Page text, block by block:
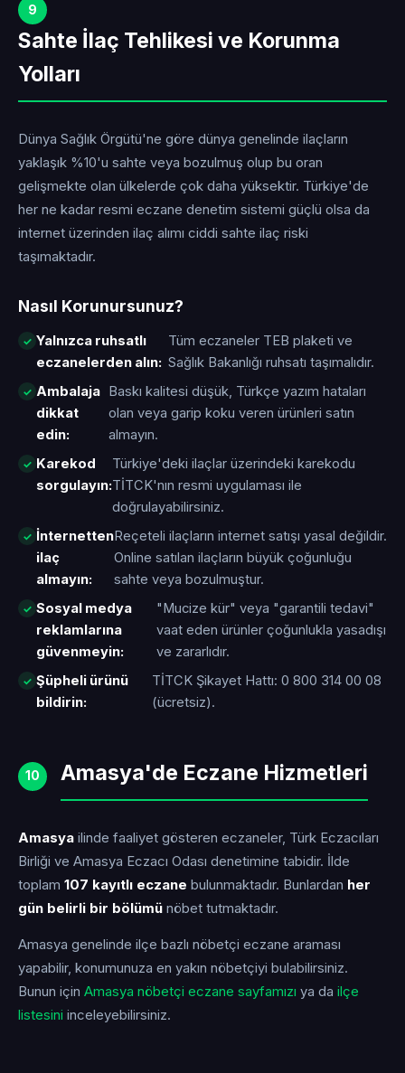
9
Sahte İlaç Tehlikesi ve Korunma
Yolları
Dünya Sağlık Örgütü'ne göre dünya genelinde ilaçların
yaklaşık %10'u sahte veya bozulmuş olup bu oran
gelişmekte olan ülkelerde çok daha yüksektir. Türkiye'de
her ne kadar resmi eczane denetim sistemi güçlü olsa da
internet üzerinden ilaç alımı ciddi sahte ilaç riski
taşımaktadır.
Nasıl Korunursunuz?
Yalnızca ruhsatlı
eczanelerden alın:
Tüm eczaneler TEB plaketi ve
Sağlık Bakanlığı ruhsatı taşımalıdır.
Ambalaja
dikkat
edin:
Baskı kalitesi düşük, Türkçe yazım hataları
olan veya garip koku veren ürünleri satın
almayın.
Karekod
sorgulayın:
Türkiye'deki ilaçlar üzerindeki karekodu
TİTCK'nın resmi uygulaması ile
doğrulayabilirsiniz.
İnternetten
ilaç
almayın:
Reçeteli ilaçların internet satışı yasal değildir.
Online satılan ilaçların büyük çoğunluğu
sahte veya bozulmuştur.
Sosyal medya
reklamlarına
güvenmeyin:
"Mucize kür" veya "garantili tedavi"
vaat eden ürünler çoğunlukla yasadışı
ve zararlıdır.
Şüpheli ürünü
bildirin:
TİTCK Şikayet Hattı: 0 800 314 00 08
(ücretsiz).
10 Amasya'de Eczane Hizmetleri
Amasya ilinde faaliyet gösteren eczaneler, Türk Eczacıları
Birliği ve Amasya Eczacı Odası denetimine tabidir. İlde
toplam 107 kayıtlı eczane bulunmaktadır. Bunlardan her
gün belirli bir bölümü nöbet tutmaktadır.
Amasya genelinde ilçe bazlı nöbetçi eczane araması
yapabilir, konumunuza en yakın nöbetçiyi bulabilirsiniz.
Bunun için Amasya nöbetçi eczane sayfamızı ya da ilçe
listesini inceleyebilirsiniz.